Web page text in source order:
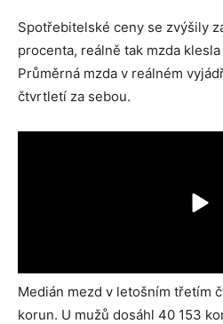
Spotřebitelské ceny se zvýšily
procenta, reálně tak mzda
Průměrná mzda v reálném
čtvrtletí za sebou.
Medián mezd v letošním třetím
korun. U mužů dosáhl 40 153